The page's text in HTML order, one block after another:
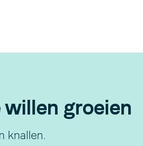
groeien
knallen.